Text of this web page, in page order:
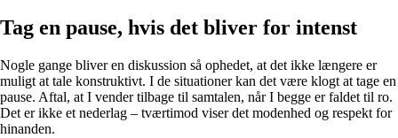
Tag en pause, hvis det bliver for intenst
Nogle gange bliver en diskussion så ophedet, at det ikke længere er
muligt at tale konstruktivt. I de situationer kan det være klogt at tage en
pause. Aftal, at I vender tilbage til samtalen, når I begge er faldet til ro.
Det er ikke et nederlag – tværtimod viser det modenhed og respekt for
hinanden.